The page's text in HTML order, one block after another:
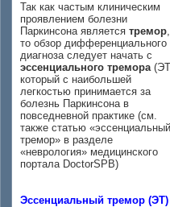
Так как частым клиническим
проявлением болезни
Паркинсона является тремор,
то обзор дифференциального
диагноза следует начать с
эссенциального тремора
который с наибольшей
легкостью принимается за
болезнь Паркинсона в
повседневной практике (см.
также статью «эссенциальный
тремор» в разделе
«неврология» медицинского
портала DoctorSPB)
Эссенциальный тремор (ЭТ)